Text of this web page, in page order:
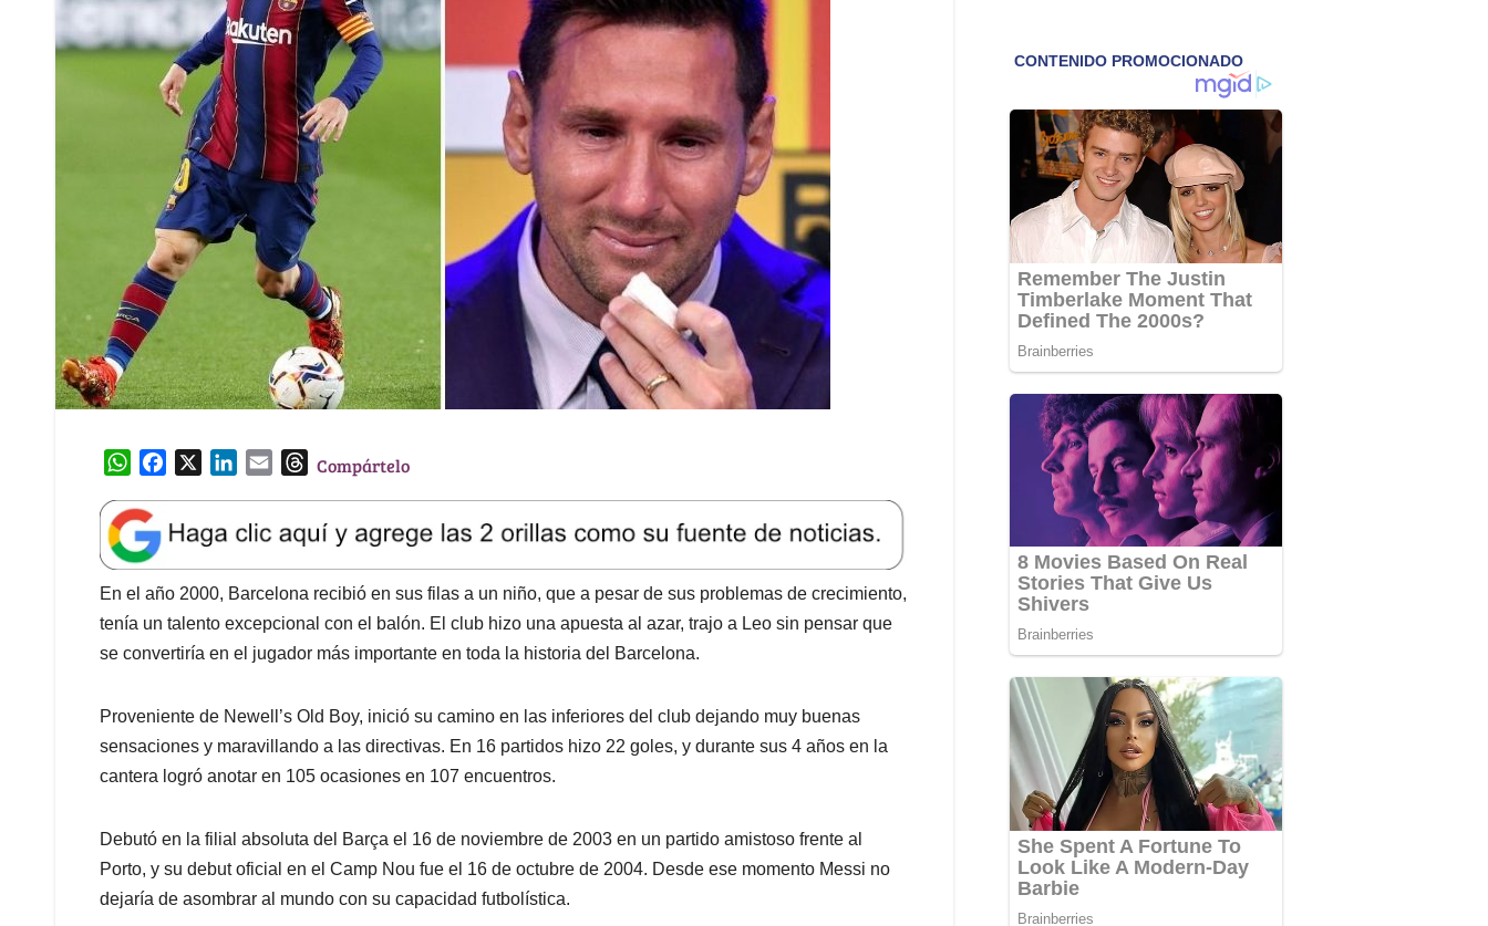
W
a
t
s
A
p
p
e
b
o
o
k
k
e
d
I
n
l
T
e
a
d
s
Compártelo
En el año 2000, Barcelona recibió en sus filas a un niño, que a pesar de sus problemas de crecimiento,
tenía un talento excepcional con el balón. El club hizo una apuesta al azar, trajo a Leo sin pensar que
se convertiría en el jugador más importante en toda la historia del Barcelona.
Proveniente de Newell’s Old Boy, inició su camino en las inferiores del club dejando muy buenas
sensaciones y maravillando a las directivas. En 16 partidos hizo 22 goles, y durante sus 4 años en la
cantera logró anotar en 105 ocasiones en 107 encuentros.
Debutó en la filial absoluta del Barça el 16 de noviembre de 2003 en un partido amistoso frente al
Porto, y su debut oficial en el Camp Nou fue el 16 de octubre de 2004. Desde ese momento Messi no
dejaría de asombrar al mundo con su capacidad futbolística.